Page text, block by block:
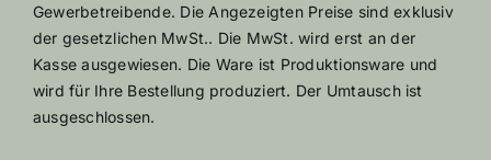
Gewerbetreibende. Die Angezeigten Preise sind exklusiv
der gesetzlichen MwSt.. Die MwSt. wird erst an der
Kasse ausgewiesen. Die Ware ist Produktionsware und
wird für Ihre Bestellung produziert. Der Umtausch ist
ausgeschlossen.